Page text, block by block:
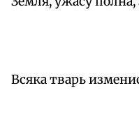
Всяка тварь